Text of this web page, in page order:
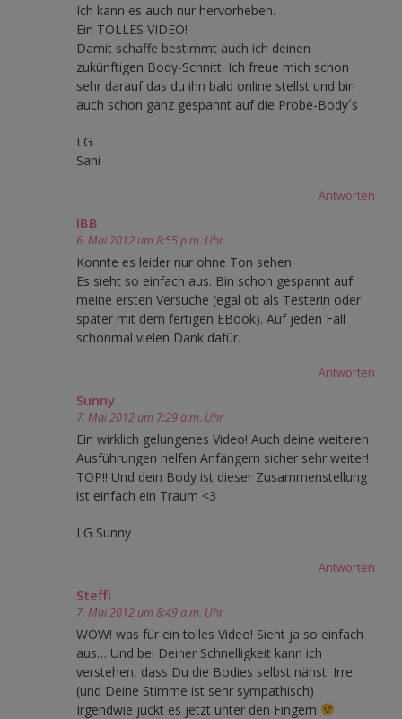
Ich kann es auch nur hervorheben.
Ein TOLLES VIDEO!
Damit schaffe bestimmt auch ich deinen
zukünftigen Body-Schnitt. Ich freue mich schon
sehr darauf das du ihn bald online stellst und bin
auch schon ganz gespannt auf die Probe-Body´s
LG
Sani
Antworten
IBB
6. Mai 2012 um 8:55 p.m. Uhr
Konnte es leider nur ohne Ton sehen.
Es sieht so einfach aus. Bin schon gespannt auf
meine ersten Versuche (egal ob als Testerin oder
später mit dem fertigen EBook). Auf jeden Fall
schonmal vielen Dank dafür.
Antworten
Sunny
7. Mai 2012 um 7:29 a.m. Uhr
Ein wirklich gelungenes Video! Auch deine weiteren
Ausführungen helfen Anfängern sicher sehr weiter!
TOP!! Und dein Body ist dieser Zusammenstellung
ist einfach ein Traum <3
LG Sunny
Antworten
Steffi
7. Mai 2012 um 8:49 a.m. Uhr
WOW! was für ein tolles Video! Sieht ja so einfach
aus… Und bei Deiner Schnelligkeit kann ich
verstehen, dass Du die Bodies selbst nähst. Irre.
(und Deine Stimme ist sehr sympathisch)
Irgendwie juckt es jetzt unter den Fingern